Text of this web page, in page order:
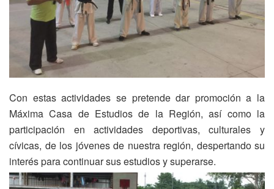
Con estas actividades se pretende dar promoción a la
Máxima Casa de Estudios de la Región, así como la
participación en actividades deportivas, culturales y
cívicas, de los jóvenes de nuestra región, despertando su
interés para continuar sus estudios y superarse.